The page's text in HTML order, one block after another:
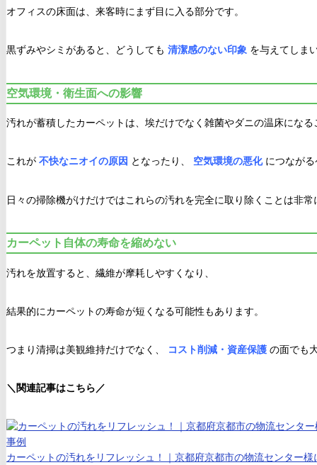
オフィスの床面は、来客時にまず目に入る部分です。
黒ずみやシミがあると、どうしても 清潔感のない印象 を与えてしま
空気環境・衛生面への影響
汚れが蓄積したカーペットは、埃だけでなく雑菌やダニの温床になる
これが 不快なニオイの原因 となったり、 空気環境の悪化 につなが
日々の掃除機がけだけではこれらの汚れを完全に取り除くことは非常
カーペット自体の寿命を縮めない
汚れを放置すると、繊維が摩耗しやすくなり、
結果的にカーペットの寿命が短くなる可能性もあります。
つまり清掃は美観維持だけでなく、 コスト削減・資産保護 の面でも
＼関連記事はこちら／
カーペットの汚れをリフレッシュ！｜京都府京都市の物流センター